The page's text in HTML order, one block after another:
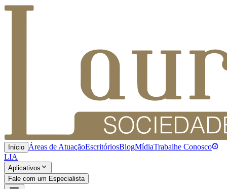
Início Áreas de AtuaçãoEscritóriosBlogMídiaTrabalhe Conosco
LIA
Aplicativos
Fale com um Especialista